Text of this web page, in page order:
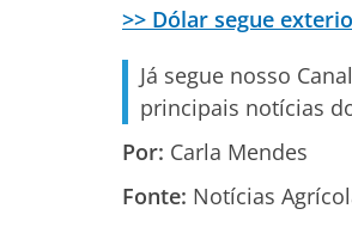
>> Dólar segue
Já segue nosso
principais notícias
Por: Carla Mendes
Fonte: Notícias